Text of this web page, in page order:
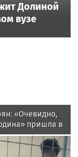
Долиной
вузе
«Очевидно,
пришла в